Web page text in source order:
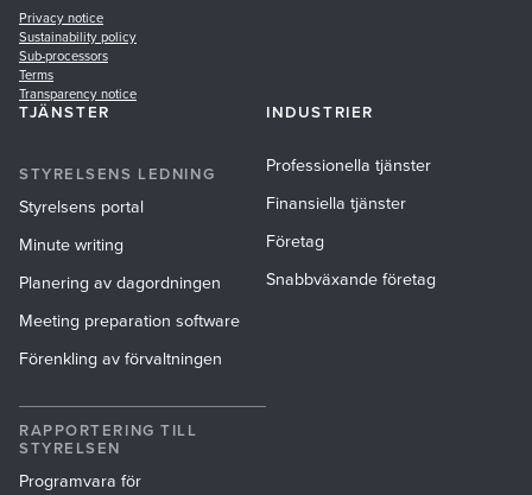
Privacy notice
Sustainability policy
Sub-processors
Terms
Transparency notice
TJÄNSTER
STYRELSENS LEDNING
Styrelsens portal
Minute writing
Planering av dagordningen
Meeting preparation software
Förenkling av förvaltningen
RAPPORTERING TILL
STYRELSEN
Programvara för
INDUSTRIER
Professionella tjänster
Finansiella tjänster
Företag
Snabbväxande företag